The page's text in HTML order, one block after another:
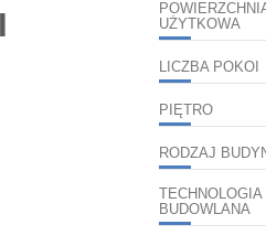
UŻYTKOWA
LICZBA POKOI
PIĘTRO
RODZAJ
TECHNOLOGIA
BUDOWLANA